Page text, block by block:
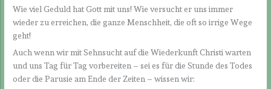
Wie viel Geduld hat Gott mit uns! Wie versucht er uns immer
wieder zu erreichen, die ganze Menschheit, die oft so irrige Wege
geht!
Auch wenn wir mit Sehnsucht auf die Wiederkunft Christi warten
und uns Tag für Tag vorbereiten – sei es für die Stunde des Todes
oder die Parusie am Ende der Zeiten – wissen wir: